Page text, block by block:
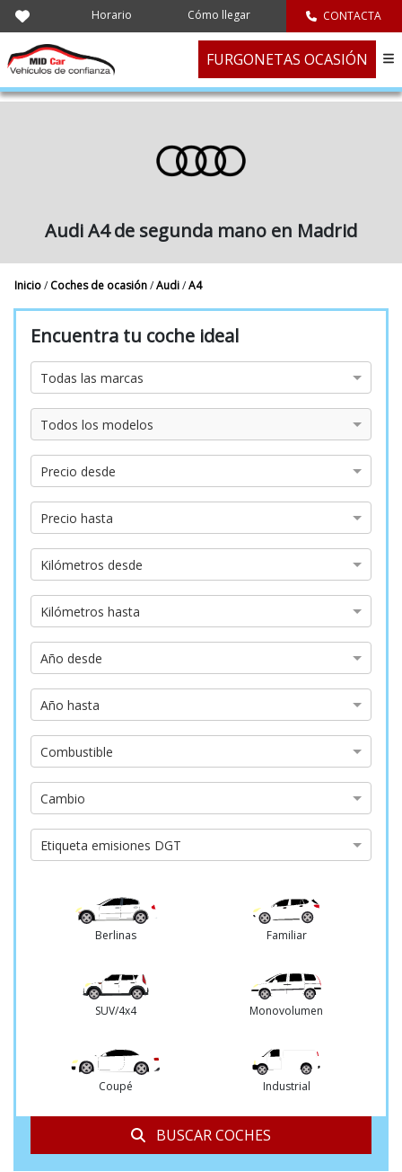
Horario Cómo llegar CONTACTA
FURGONETAS OCASIÓN
Audi A4 de segunda mano en Madrid
Inicio/ Coches de ocasión/Audi/A4
Encuentra tu coche ideal
Marca
Todas las marcas
Modelo
Todos los modelos
Precio
desde
Precio desde
Precio
hasta
Precio hasta
Kilómetros
desde
Kilómetros desde
Kilómetros
hasta
Kilómetros hasta
Año
desde
Año desde
Año
hasta
Año hasta
Tipo
de
combustible
Combustible
Tipo
de
cambio
Cambio
Etiqueta
emisiones
Etiqueta emisiones DGT
Berlinas Familiar
SUV/4x4 Monovolumen
Coupé Industrial
BUSCAR COCHES